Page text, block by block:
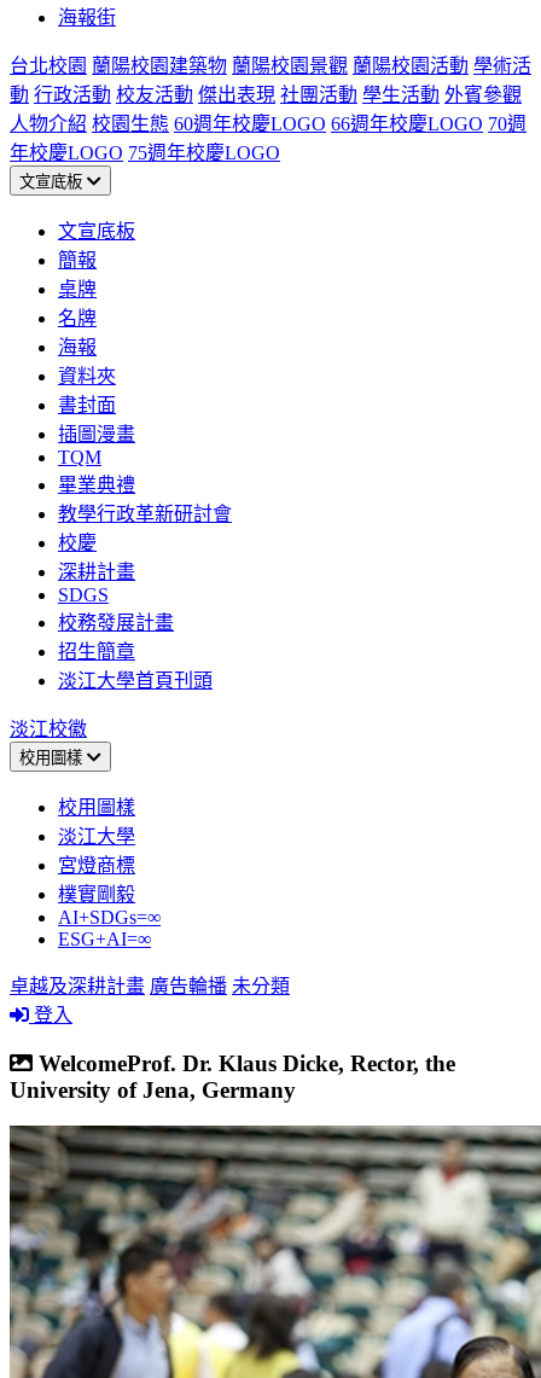
海報街
台北校園 蘭陽校園建築物 蘭陽校園景觀 蘭陽校園活動 學術活
動 行政活動 校友活動 傑出表現 社團活動 學生活動 外賓參觀
人物介紹 校園生態 60週年校慶LOGO 66週年校慶LOGO 70週
年校慶LOGO 75週年校慶LOGO
文宣底板
文宣底板
簡報
桌牌
名牌
海報
資料夾
書封面
插圖漫畫
TQM
畢業典禮
教學行政革新研討會
校慶
深耕計畫
SDGS
校務發展計畫
招生簡章
淡江大學首頁刊頭
淡江校徽
校用圖樣
校用圖樣
淡江大學
宮燈商標
樸實剛毅
AI+SDGs=∞
ESG+AI=∞
卓越及深耕計畫 廣告輪播 未分類
登入
WelcomeProf. Dr. Klaus Dicke, Rector, the
University of Jena, Germany